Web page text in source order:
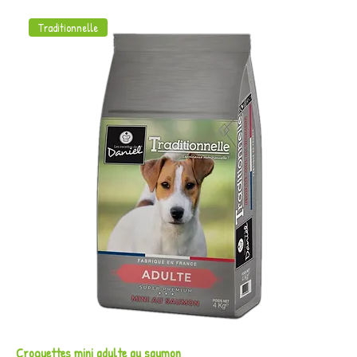
Traditionnelle
Croquettes mini adulte au saumon